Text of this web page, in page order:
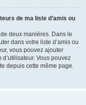
de ma liste d’amis ou
deux manières. Dans le
dans votre liste d’amis ou
vous pouvez ajouter
Vous pouvez
depuis cette même page.